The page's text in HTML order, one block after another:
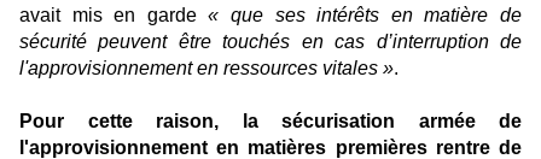
avait mis en garde« que ses intérêts en matière de
sécurité peuvent être touchés en cas d’interruption de
l'approvisionnement en ressources vitales ».
Pour cette raison, la sécurisation armée de
l'approvisionnement en matières premières rentre de